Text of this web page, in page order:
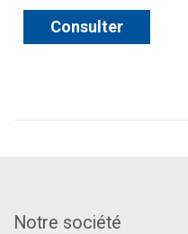
Consulter
Notre société